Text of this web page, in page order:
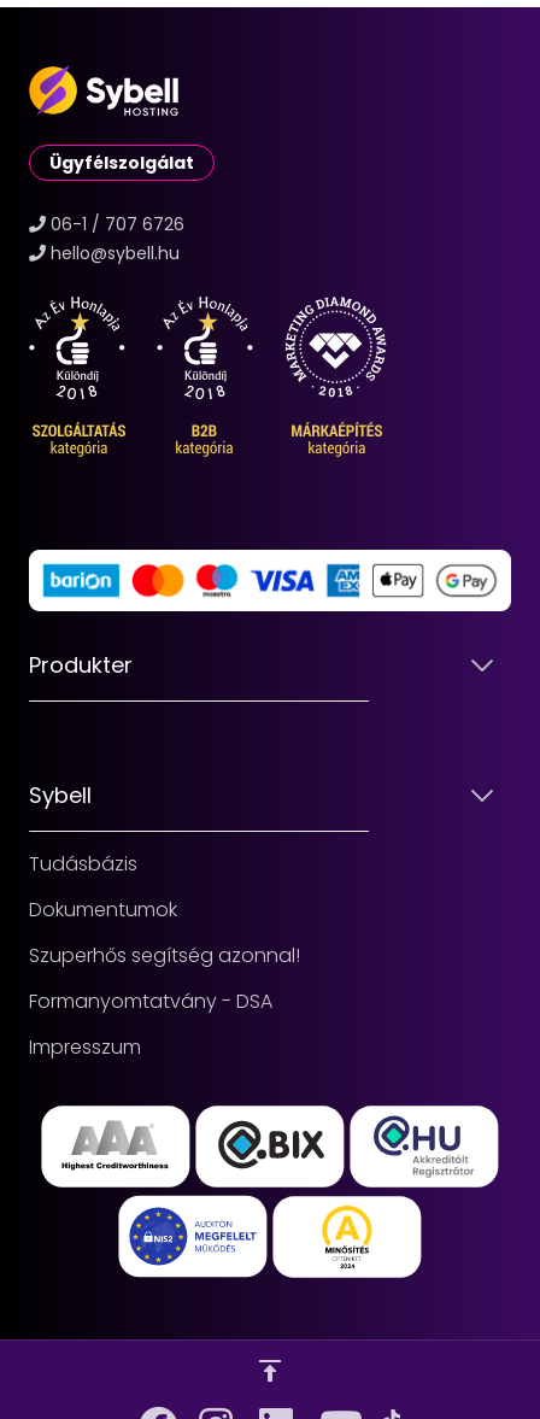
Ügyfélszolgálat
06-1 / 707 6726
hello@sybell.hu
Produkter
Sybell
Tudásbázis
Dokumentumok
Szuperhős segítség azonnal!
Formanyomtatvány - DSA
Impresszum